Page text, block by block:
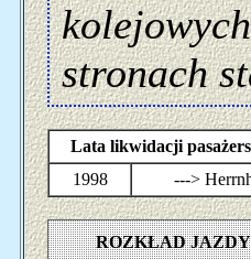
stronach
Lata likwidacji
1998
--->
ROZKŁAD JAZDY